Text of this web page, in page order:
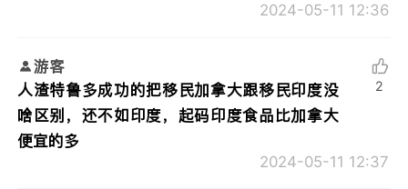
2024-05-11 12:36
游客
人渣特鲁多成功的把移民加拿大跟移民印度没
啥区别，还不如印度，起码印度食品比加拿大
便宜的多
2024-05-11 12:37
2